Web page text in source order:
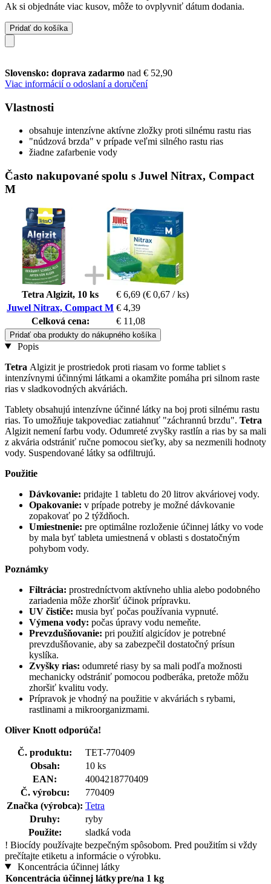
Ak si objednáte viac kusov, môže to ovplyvniť dátum dodania.
Pridať do košíka
Slovensko: doprava zadarmo nad € 52,90
Viac informácií o odoslaní a doručení
Vlastnosti
obsahuje intenzívne aktívne zložky proti silnému rastu rias
"núdzová brzda" v prípade veľmi silného rastu rias
žiadne zafarbenie vody
Často nakupované spolu s Juwel Nitrax, Compact
M
Tetra Algizit, 10 ks € 6,69 (€ 0,67 / ks)
Juwel Nitrax, Compact M € 4,39
Celková cena:
€ 11,08
Pridať oba produkty do nákupného košíka
Popis
Tetra Algizit je prostriedok proti riasam vo forme tabliet s
intenzívnymi účinnými látkami a okamžite pomáha pri silnom raste
rias v sladkovodných akváriách.
Tablety obsahujú intenzívne účinné látky na boj proti silnému rastu
rias. To umožňuje takpovediac zatiahnuť "záchrannú brzdu". Tetra
Algizit nemení farbu vody. Odumreté zvyšky rastlín a rias by sa mali
z akvária odstrániť ručne pomocou sieťky, aby sa nezmenili hodnoty
vody. Suspendované látky sa odfiltrujú.
Použitie
Dávkovanie: pridajte 1 tabletu do 20 litrov akváriovej vody.
Opakovanie: v prípade potreby je možné dávkovanie
zopakovať po 2 týždňoch.
Umiestnenie: pre optimálne rozloženie účinnej látky vo vode
by mala byť tableta umiestnená v oblasti s dostatočným
pohybom vody.
Poznámky
Filtrácia: prostredníctvom aktívneho uhlia alebo podobného
zariadenia môže zhoršiť účinok prípravku.
UV čističe: musia byť počas používania vypnuté.
Výmena vody: počas úpravy vodu nemeňte.
Prevzdušňovanie: pri použití algicídov je potrebné
prevzdušňovanie, aby sa zabezpečil dostatočný prísun
kyslíka.
Zvyšky rias: odumreté riasy by sa mali podľa možnosti
mechanicky odstrániť pomocou podberáka, pretože môžu
zhoršiť kvalitu vody.
Prípravok je vhodný na použitie v akváriách s rybami,
rastlinami a mikroorganizmami.
Oliver Knott odporúča!
Č. produktu:
TET-770409
Obsah:
10 ks
EAN:
4004218770409
Č. výrobcu:
770409
Značka (výrobca): Tetra
Druhy:
ryby
Použite:
sladká voda
! Biocídy používajte bezpečným spôsobom. Pred použitím si vždy
prečítajte etiketu a informácie o výrobku.
Koncentrácia účinnej látky
Koncentrácia účinnej látkypre/na 1 kg